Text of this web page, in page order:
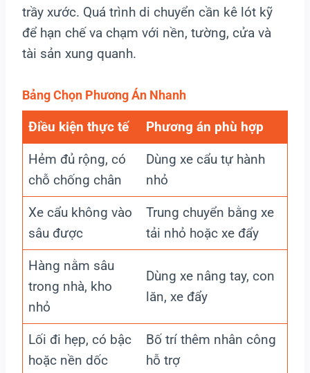
trầy xước. Quá trình di chuyển cần kê lót kỹ
để hạn chế va chạm với nền, tường, cửa và
tài sản xung quanh.
Bảng Chọn Phương Án Nhanh
Điều kiện thực tế Phương án phù hợp
Hẻm đủ rộng, có
chỗ chống chân
Dùng xe cẩu tự hành
nhỏ
Xe cẩu không vào
sâu được
Trung chuyển bằng xe
tải nhỏ hoặc xe đẩy
Hàng nằm sâu
trong nhà, kho
nhỏ
Dùng xe nâng tay, con
lăn, xe đẩy
Lối đi hẹp, có bậc
hoặc nền dốc
Bố trí thêm nhân công
hỗ trợ